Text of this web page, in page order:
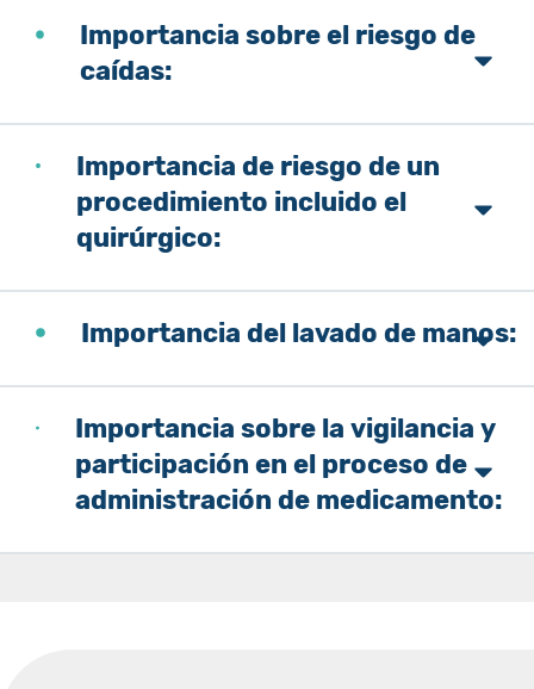
Importancia sobre el riesgo de
caídas:
Importancia de riesgo de un
procedimiento incluido el
quirúrgico:
Importancia del lavado de manos:
Importancia sobre la vigilancia y
participación en el proceso de
administración de medicamento: